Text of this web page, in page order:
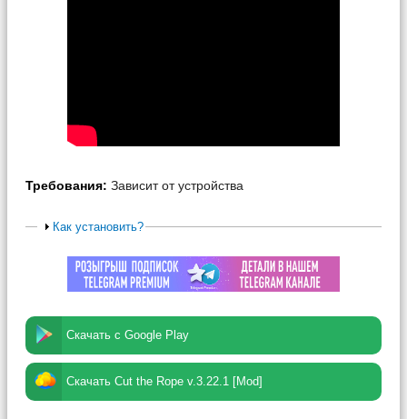
Требования: Зависит от устройства
Как установить?
Скачать с Google Play
Скачать Cut the Rope v.3.22.1 [Mod]